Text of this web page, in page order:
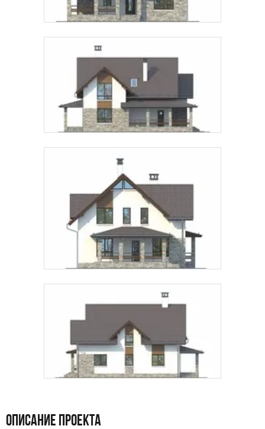
ОПИСАНИЕ ПРОЕКТА
Предпочтительный способ связи:
Telegram MAX
согласие на обработку персональных данных
подтверждаю, что ознакомлен(а) сполитикой
обработки персональных данных